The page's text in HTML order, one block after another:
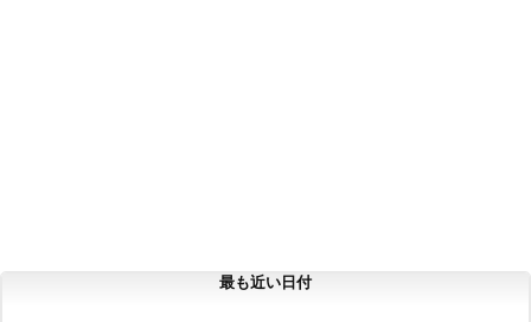
最も近い日付